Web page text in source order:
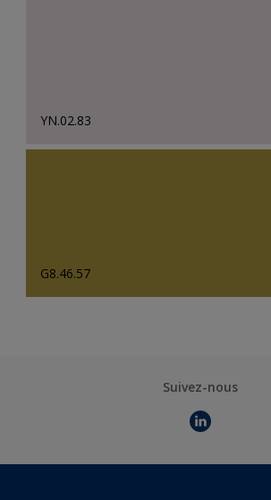
YN.02.83
G8.46.57
Suivez-nous